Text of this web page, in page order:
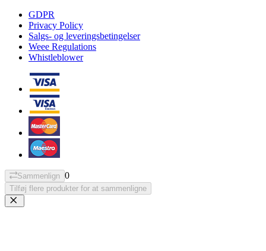
GDPR
Privacy Policy
Salgs- og leveringsbetingelser
Weee Regulations
Whistleblower
Sammenlign 0
Tilføj flere produkter for at sammenligne